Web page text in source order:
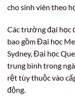
cho sinh viên theo
Các trường đại học
bao gồm Đại học
Sydney, Đại học
trung bình trong
rệt tùy thuộc vào
động.